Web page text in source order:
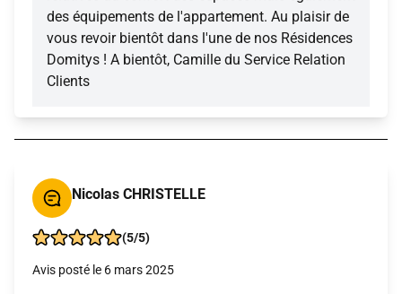
des équipements de l'appartement. Au plaisir de
vous revoir bientôt dans l'une de nos Résidences
Domitys ! A bientôt, Camille du Service Relation
Clients
Nicolas CHRISTELLE
(5/5)
Avis posté le 6 mars 2025